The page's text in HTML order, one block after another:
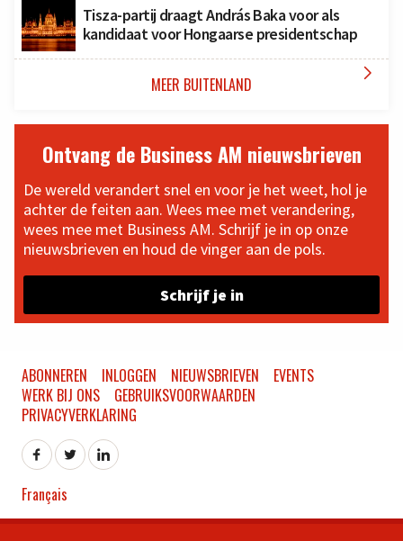
Tisza-partij draagt András Baka voor als
kandidaat voor Hongaarse presidentschap
MEER BUITENLAND 
Ontvang de Business AM nieuwsbrieven
De wereld verandert snel en voor je het weet, hol je
achter de feiten aan. Wees mee met verandering,
wees mee met Business AM. Schrijf je in op onze
nieuwsbrieven en houd de vinger aan de pols.
Schrijf je in
ABONNEREN INLOGGEN NIEUWSBRIEVEN
EVENTS
WERK BIJ ONS
GEBRUIKSVOORWAARDEN
PRIVACYVERKLARING
Français